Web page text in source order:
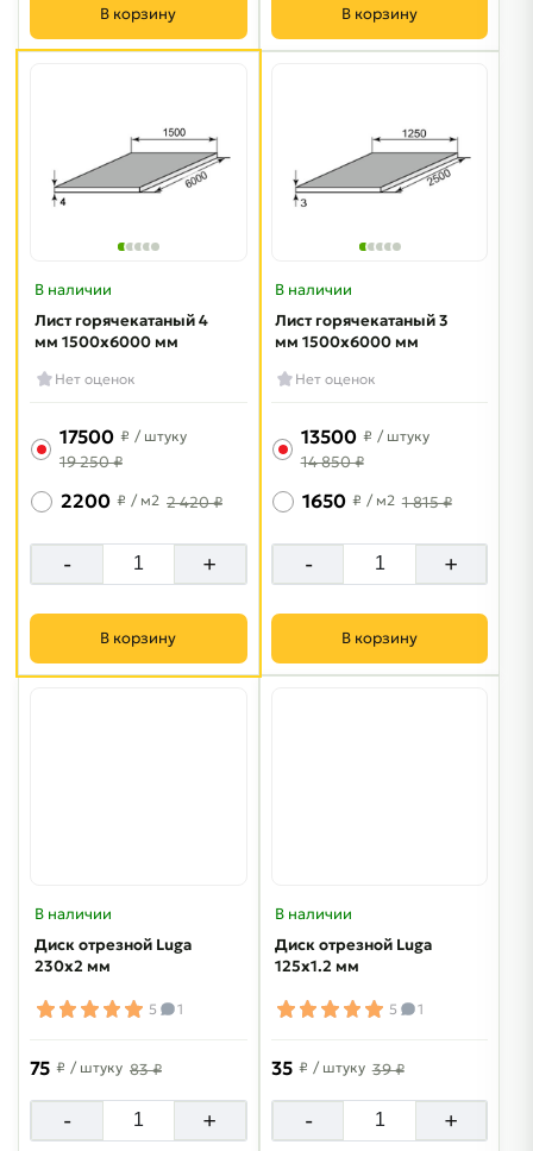
В корзину В корзину
В наличии
Лист горячекатаный 4
мм 1500х6000 мм
Нет оценок
17500 ₽ / штуку
19 250 ₽
2200 ₽ / м2 2 420 ₽
- +
В корзину
В наличии
Лист горячекатаный 3
мм 1500х6000 мм
Нет оценок
13500 ₽ / штуку
14 850 ₽
1650 ₽ / м2 1 815 ₽
- +
В корзину
В наличии
Диск отрезной Luga
230х2 мм
5 1
75 ₽ / штуку 83 ₽
- +
В наличии
Диск отрезной Luga
125х1.2 мм
5 1
35 ₽ / штуку 39 ₽
- +